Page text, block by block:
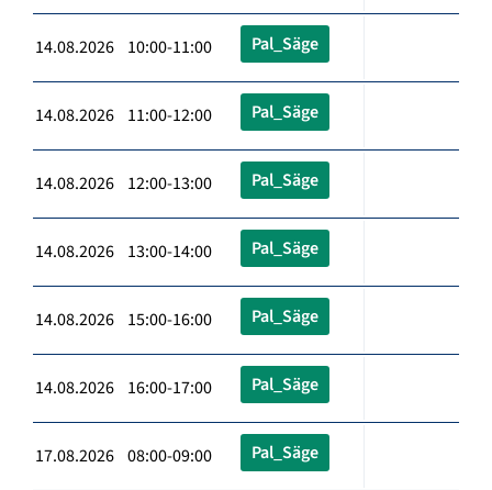
14.08.2026 10:00-11:00 Pal_Säge
14.08.2026 11:00-12:00 Pal_Säge
14.08.2026 12:00-13:00 Pal_Säge
14.08.2026 13:00-14:00 Pal_Säge
14.08.2026 15:00-16:00 Pal_Säge
14.08.2026 16:00-17:00 Pal_Säge
17.08.2026 08:00-09:00 Pal_Säge